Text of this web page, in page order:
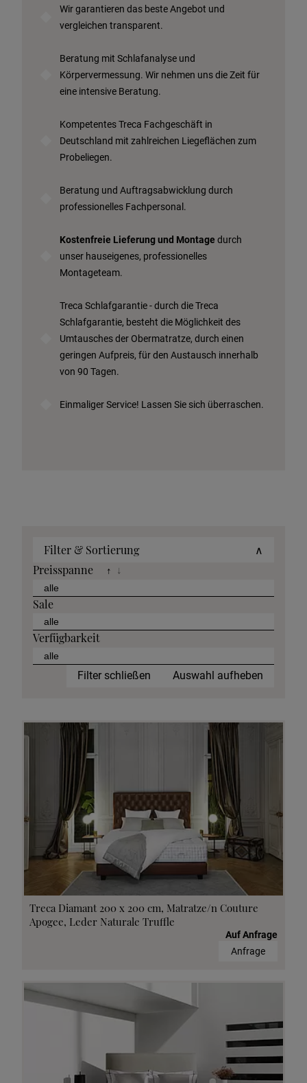
Probeschlafen im Hotel
Wir garantieren das beste Angebot und
vergleichen transparent.
Beratung mit Schlafanalyse und
Körpervermessung. Wir nehmen uns die Zeit für
eine intensive Beratung.
Kompetentes Treca Fachgeschäft in
Deutschland mit zahlreichen Liegeflächen zum
Probeliegen.
Beratung und Auftragsabwicklung durch
professionelles Fachpersonal.
Kostenfreie Lieferung und Montage durch
unser hauseigenes, professionelles
Montageteam.
Treca Schlafgarantie - durch die Treca
Schlafgarantie, besteht die Möglichkeit des
Umtausches der Obermatratze, durch einen
geringen Aufpreis, für den Austausch innerhalb
von 90 Tagen.
Einmaliger Service! Lassen Sie sich überraschen.
Filter & Sortierung
∧
Preisspanne
↑ ↓
Sale
Verfügbarkeit
Filter schließen Auswahl aufheben
Treca Diamant 200 x 200 cm, Matratze/n Couture
Apogee, Leder Naturale Truffle
Auf Anfrage
Anfrage